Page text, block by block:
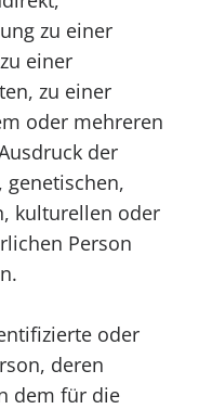
zu einer
einer
zu einer
oder mehreren
der
genetischen,
kulturellen oder
Person
oder
deren
dem für die